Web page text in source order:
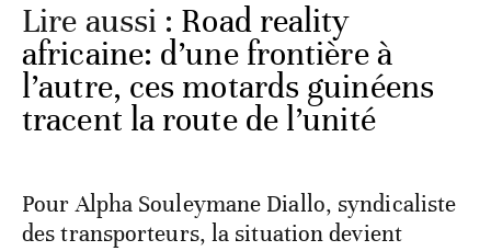
Lire aussi : Road reality
africaine: d’une frontière à
l’autre, ces motards guinéens
tracent la route de l’unité
Pour Alpha Souleymane Diallo, syndicaliste
des transporteurs, la situation devient